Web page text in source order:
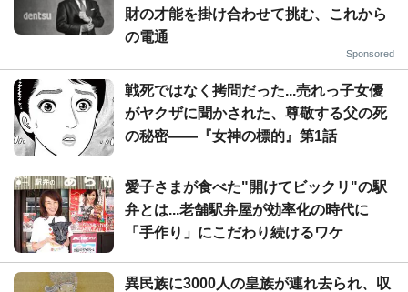
財の才能を掛け合わせて挑む、これから
の電通
Sponsored
戦死ではなく拷問だった...売れっ子女優
がヤクザに聞かされた、尊敬する父の死
の秘密――『女神の標的』第1話
愛子さまが食べた"開けてビックリ"の駅
弁とは...老舗駅弁屋が効率化の時代に
「手作り」にこだわり続けるワケ
異民族に3000人の皇族が連れ去られ、収